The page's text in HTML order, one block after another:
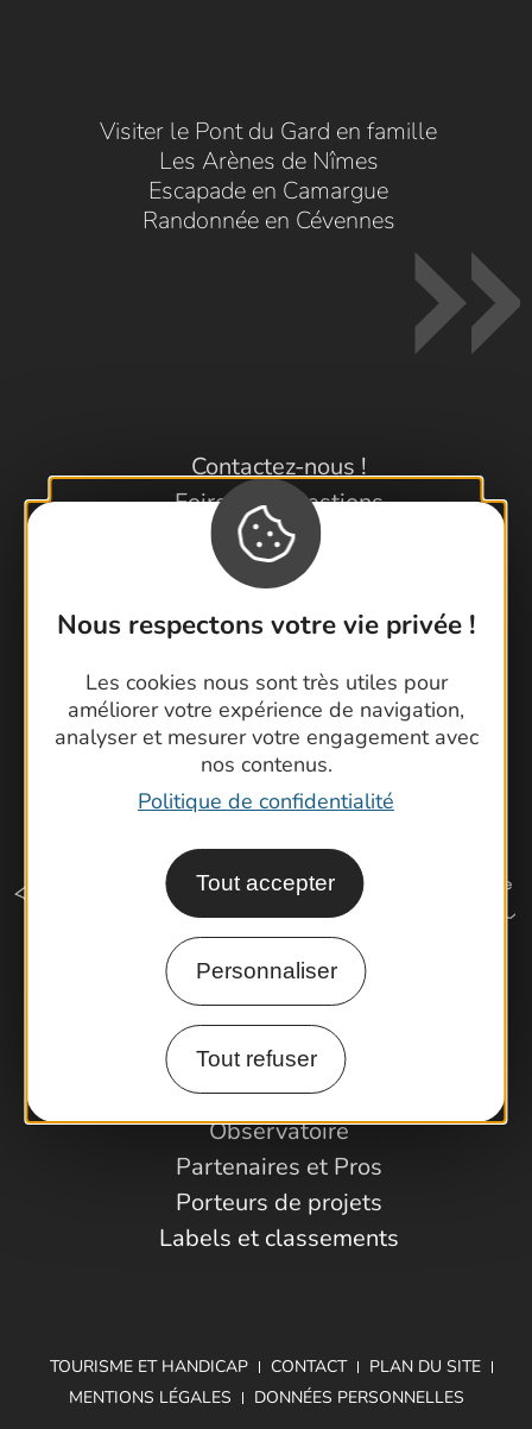
Nous respectons votre vie privée !
Les cookies nous sont très utiles pour
améliorer votre expérience de navigation,
analyser et mesurer votre engagement avec
nos contenus.
Politique de confidentialité
Tout accepter
Personnaliser
Tout refuser
Visiter le Pont du Gard en famille
Les Arènes de Nîmes
Escapade en Camargue
Randonnée en Cévennes
Contactez-nous !
Foire aux questions
Brochures
Cartoguides et Topoguides
Latitude Gard
Comment venir ?
Espace Pro
Observatoire
Partenaires et Pros
Porteurs de projets
Labels et classements
TOURISME ET HANDICAP CONTACT
PLAN DU SITE
MENTIONS LÉGALES
DONNÉES PERSONNELLES